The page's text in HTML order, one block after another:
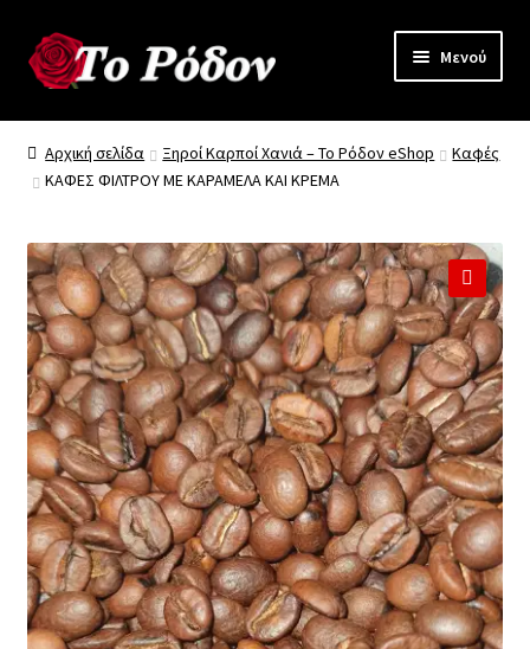
Απευθείας
μετάβαση
Μετάβαση
σε
Μενού
Γνωρίστε “το Ρόδον”
Όλα τα Προϊόντα
Προϊόντα Χονδρικής
Επικοινωνία
Αρχική σελίδα Ξηροί Καρποί Χανιά – Το Ρόδον eShop
Καφές
ΚΑΦΕΣ ΦΙΛΤΡΟΥ ΜΕ ΚΑΡΑΜΕΛΑ ΚΑΙ ΚΡΕΜΑ
🔍